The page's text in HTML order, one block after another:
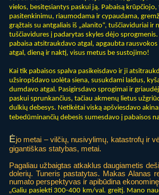
vielos, besitęsiantys paskui ją. Pabaisą
pasitenkinimu, riaumodama ir cypaudama,
grąžtais su antgaliais iš „alanito“, tuščiaviduriai ir
tuščiavidures į padarytas skyles dėjo
pabaisa atsitraukdavo atgal, apgaubta
atgal, dieną ir naktį, visus metus be sustojimo!
Kai tik pabaisos spalva pasikeisdavo ir ji
užsiropšdavo uolėta siena, susukdami laidus,
dumdavo atgal. Pasigirsdavo sprogimai ir
paskui sprunkančius, tačiau akmenų lietus
dulkių debesys. Netikėtai viską apšviesdavo
tebedūminančių debesis sumesdavo į pabaisos
Ėjo metai – vilčių, nusivylimų, katastrofų ir
gigantiškas statybas, metai.
Pagaliau užbaigtas atkaklus daugiametis
dolerių. Tuneris pastatytas. Makas Alanas
numato perspektyvas ir apibūdina
„Galiu pasiekti 300-400 km/val. greitį. Mano